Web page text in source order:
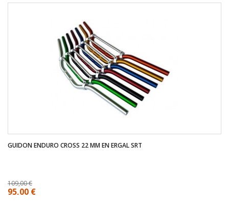
GUIDON ENDURO CROSS 22 MM EN ERGAL SRT
109,00 €
95,00 €